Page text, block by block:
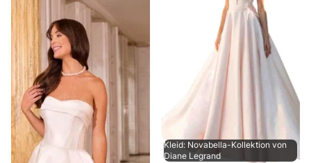
Kleid: Novabella-Kollektion von
Diane Legrand